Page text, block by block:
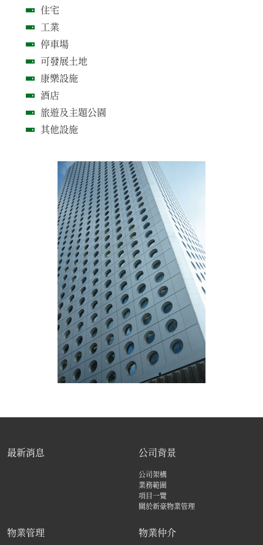
住宅
工業
停車場
可發展土地
康樂設施
酒店
旅遊及主題公園
其他設施
最新消息 公司背景
公司架構
業務範圍
項目一覽
關於新豪物業管理
物業管理 物業仲介